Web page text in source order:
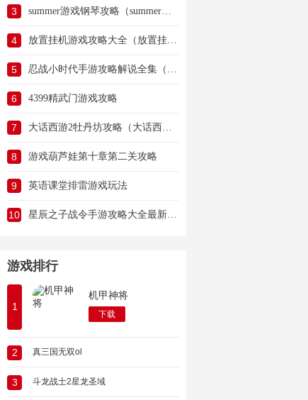
3 summer游戏钢琴攻略（summer游戏攻略钢琴怎么玩）
4 放置挂机游戏攻略大全（放置挂机游戏攻略大全破解版）
5 忍战小时代手游攻略解说全集（忍战小时代手游攻略解说全集视频）
6 4399精武门游戏攻略
7 大话西游2牡丹坊攻略（大话西游2牡丹坊攻略视频）
8 游戏葫芦娃第十章第二关攻略
9 英语课堂排雷游戏玩法
10 星辰之子战令手游攻略大全最新版（星辰之子战令手游攻略大全最新版本）
游戏排行
1
机甲神将
下载
2 真三国无双ol
3 斗龙战士2星龙圣域